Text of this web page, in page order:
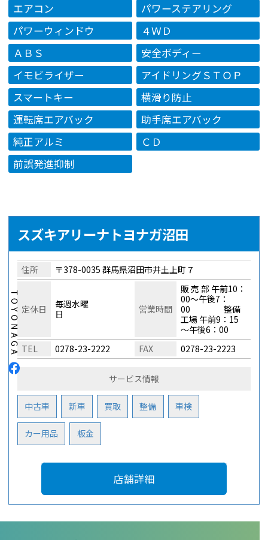
エアコン
パワーステアリング
パワーウィンドウ
４ＷＤ
ＡＢＳ
安全ボディー
イモビライザー
アイドリングＳＴＯＰ
スマートキー
横滑り防止
運転席エアバック
助手席エアバック
純正アルミ
ＣＤ
前誤発進抑制
スズキアリーナトヨナガ沼田
住所 〒378-0035 群馬県沼田市井土上町７
定休日
毎週水曜
日
営業時間
販 売 部 午前10：
00～午後7：
00 整備
工場 午前9：15
～午後6：00
TEL
0278-23-2222 FAX 0278-23-2223
サービス情報
中古車 新車 買取 整備 車検
カー用品 板金
店舗詳細